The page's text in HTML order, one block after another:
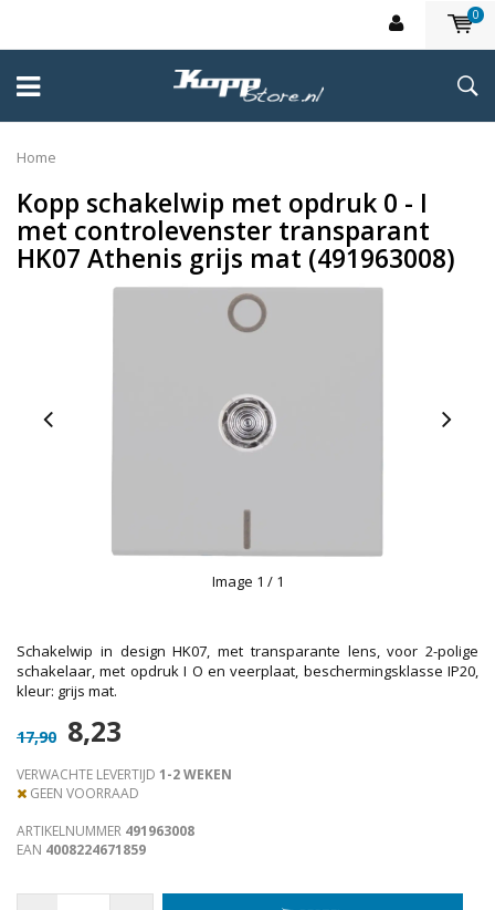
0
Home
Kopp schakelwip met opdruk 0 - I
met controlevenster transparant
HK07 Athenis grijs mat (491963008)
Image 1 / 1
Schakelwip in design HK07, met transparante lens, voor 2-polige
schakelaar, met opdruk I O en veerplaat, beschermingsklasse IP20,
kleur: grijs mat.
17,90 8,23
VERWACHTE LEVERTIJD 1-2 WEKEN
GEEN VOORRAAD
ARTIKELNUMMER 491963008
EAN 4008224671859